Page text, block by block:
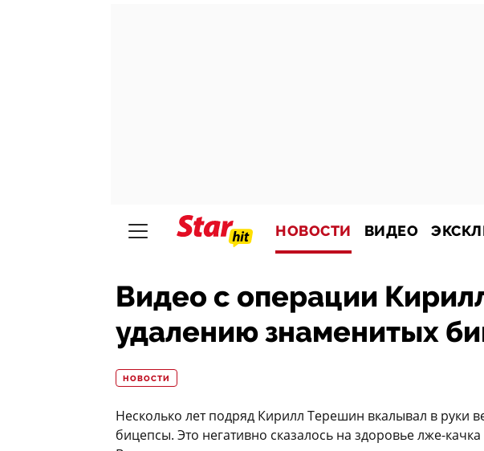
НОВОСТИ ВИДЕО
Видео с операции
удалению знаменитых
НОВОСТИ
Несколько лет подряд Кирилл Терешин вкалывал в руки
бицепсы. Это негативно сказалось на здоровье лже-